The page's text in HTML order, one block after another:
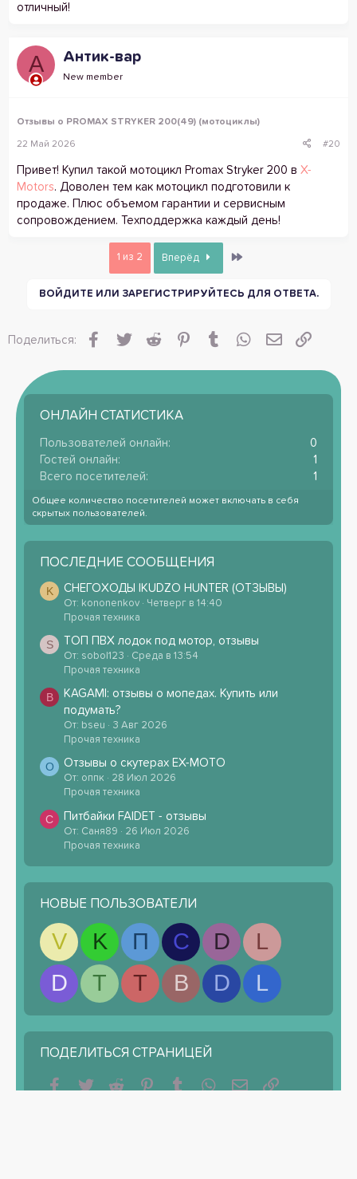
отличный!
А Антик-вар
New member
Отзывы о PROMAX STRYKER 200(49) (мотоциклы)
22 Май 2026 #20
Привет! Купил такой мотоцикл Promax Stryker 200 в X-
Motors. Доволен тем как мотоцикл подготовили к
продаже. Плюс объемом гарантии и сервисным
сопровождением. Техподдержка каждый день!
1 из 2 Вперёд
ВОЙДИТЕ ИЛИ ЗАРЕГИСТРИРУЙТЕСЬ ДЛЯ ОТВЕТА.
Поделиться: Facebook
Twitter Reddit PinterestTumblr WhatsApp
ОНЛАЙН СТАТИСТИКА
Пользователей онлайн
0
Гостей онлайн
1
Всего посетителей
1
Общее количество посетителей может включать в себя
скрытых пользователей.
ПОСЛЕДНИЕ СООБЩЕНИЯ
K СНЕГОХОДЫ IKUDZO HUNTER (ОТЗЫВЫ)
От: kononenkov
Четверг в 14:40
Прочая техника
S ТОП ПВХ лодок под мотор, отзывы
От: sobol123
Среда в 13:54
Прочая техника
B
KAGAMI: отзывы о мопедах. Купить или
подумать?
От: bseu
3 Авг 2026
Прочая техника
О Отзывы о скутерах EX-MOTO
От: оппк
28 Июл 2026
Прочая техника
С Питбайки FAIDET - отзывы
От: Саня89
26 Июл 2026
Прочая техника
НОВЫЕ ПОЛЬЗОВАТЕЛИ
V K П С D
L
D
T T B D L
ПОДЕЛИТЬСЯ СТРАНИЦЕЙ
Facebook
Twitter Reddit PinterestTumblr WhatsAppЭлектронная почта